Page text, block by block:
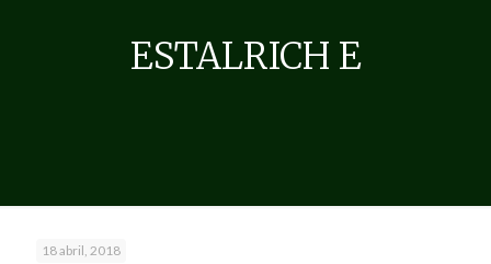
ESTALRICH E
18 abril, 2018